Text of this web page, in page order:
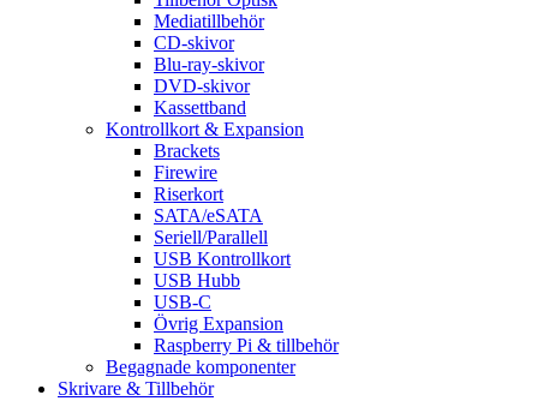
Mediatillbehör
CD-skivor
Blu-ray-skivor
DVD-skivor
Kassettband
Kontrollkort & Expansion
Brackets
Firewire
Riserkort
SATA/eSATA
Seriell/Parallell
USB Kontrollkort
USB Hubb
USB-C
Övrig Expansion
Raspberry Pi & tillbehör
Begagnade komponenter
Skrivare & Tillbehör